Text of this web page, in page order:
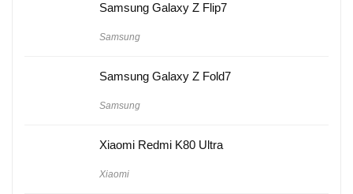
Samsung Galaxy Z Flip7
Samsung
Samsung Galaxy Z Fold7
Samsung
Xiaomi Redmi K80 Ultra
Xiaomi